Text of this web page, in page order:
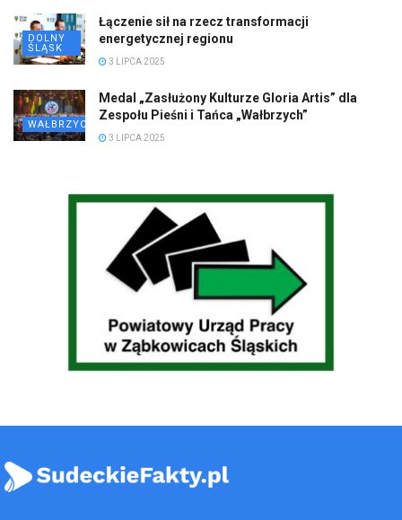
DOLNY
ŚLĄSK
Łączenie sił na rzecz transformacji
energetycznej regionu
3 LIPCA 2025
WAŁBRZYCH
Medal „Zasłużony Kulturze Gloria Artis” dla
Zespołu Pieśni i Tańca „Wałbrzych”
3 LIPCA 2025